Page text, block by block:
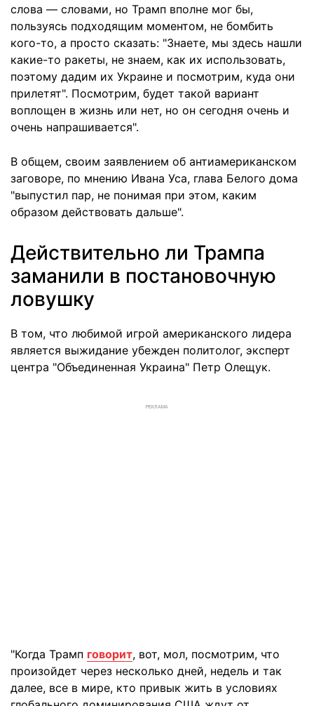
слова — словами, но Трамп вполне мог бы,
пользуясь подходящим моментом, не бомбить
кого-то, а просто сказать: "Знаете, мы здесь нашли
какие-то ракеты, не знаем, как их использовать,
поэтому дадим их Украине и посмотрим, куда они
прилетят". Посмотрим, будет такой вариант
воплощен в жизнь или нет, но он сегодня очень и
очень напрашивается".
В общем, своим заявлением об антиамериканском
заговоре, по мнению Ивана Уса, глава Белого дома
"выпустил пар, не понимая при этом, каким
образом действовать дальше".
Действительно ли Трампа
заманили в постановочную
ловушку
В том, что любимой игрой американского лидера
является выжидание убежден политолог, эксперт
центра "Объединенная Украина" Петр Олещук.
РЕКЛАМА
"Когда Трамп говорит, вот, мол, посмотрим, что
произойдет через несколько дней, недель и так
далее, все в мире, кто привык жить в условиях